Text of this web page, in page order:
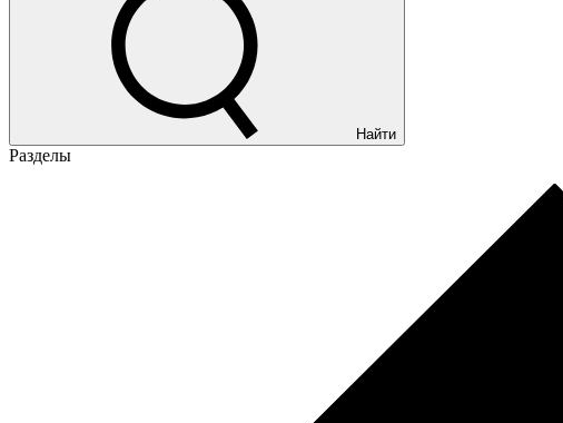
Найти
Разделы